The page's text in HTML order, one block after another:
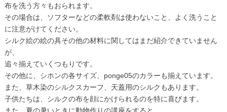
布を洗う方々もおられます。
その場合は、ソフターなどの柔軟剤は使わないこと、よく洗うこと
に注意がけてください。
シルク絵の絵の具その他の材料に関してはまだ紹介できていません
が、
追々揃えていくつもりです。
その他に、シホンの各サイズ、ponge05のカラーも揃えています。
また、草木染のシルクスカーフ、天蓋用のシルクもあります。
子供たちは、シルクの布を顔にかけられるのを特に喜びます。